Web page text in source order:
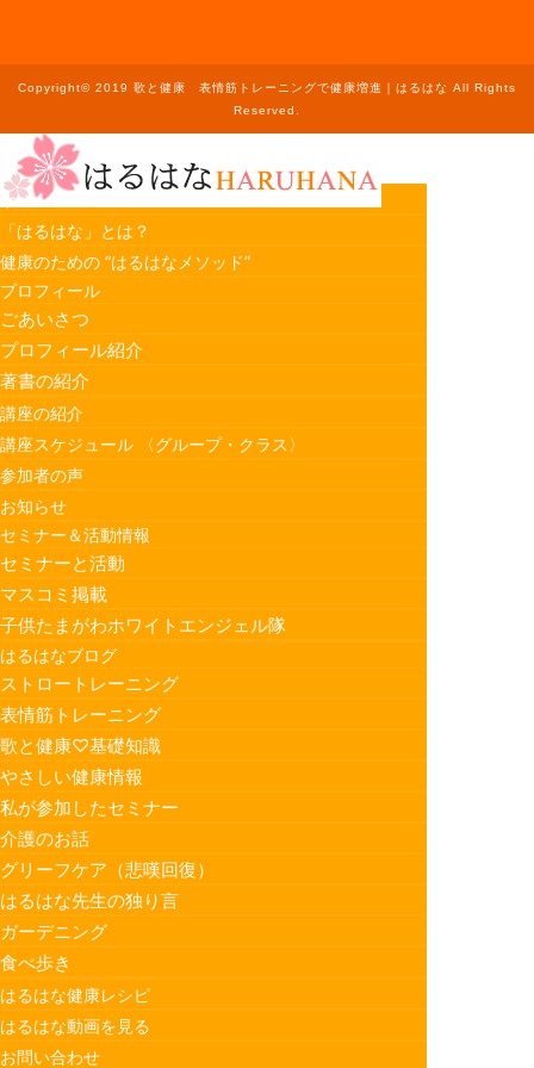
Copyright© 2019 歌と健康 表情筋トレーニングで健康増進｜はるはな All Rights
Reserved.
ホーム
「はるはな」とは？
健康のための “はるはなメソッド”
プロフィール
ごあいさつ
プロフィール紹介
著書の紹介
講座の紹介
講座スケジュール 〈グループ・クラス〉
参加者の声
お知らせ
セミナー＆活動情報
セミナーと活動
マスコミ掲載
子供たまがわホワイトエンジェル隊
はるはなブログ
ストロートレーニング
表情筋トレーニング
歌と健康♡基礎知識
やさしい健康情報
私が参加したセミナー
介護のお話
グリーフケア（悲嘆回復）
はるはな先生の独り言
ガーデニング
食べ歩き
はるはな健康レシピ
はるはな動画を見る
お問い合わせ